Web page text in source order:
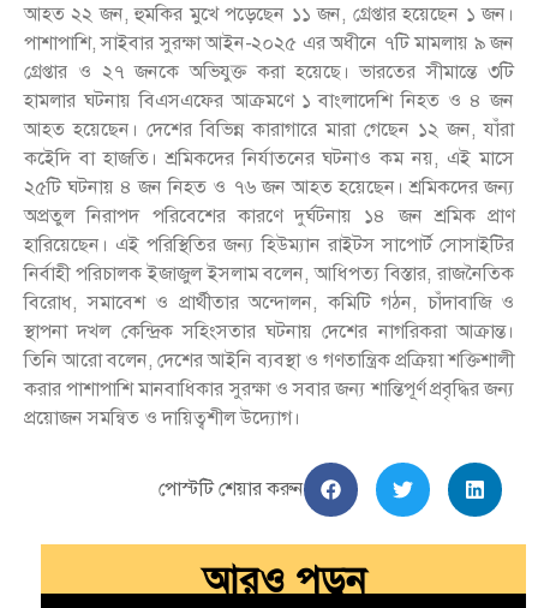
আহত ২২ জন, হুমকির মুখে পড়েছেন ১১ জন, গ্রেপ্তার হয়েছেন ১ জন।
পাশাপাশি, সাইবার সুরক্ষা আইন-২০২৫ এর অধীনে ৭টি মামলায় ৯ জন
গ্রেপ্তার ও ২৭ জনকে অভিযুক্ত করা হয়েছে। ভারতের সীমান্তে ৩টি
হামলার ঘটনায় বিএসএফের আক্রমণে ১ বাংলাদেশি নিহত ও ৪ জন
আহত হয়েছেন। দেশের বিভিন্ন কারাগারে মারা গেছেন ১২ জন, যাঁরা
কইেদি বা হাজতি। শ্রমিকদের নির্যাতনের ঘটনাও কম নয়, এই মাসে
২৫টি ঘটনায় ৪ জন নিহত ও ৭৬ জন আহত হয়েছেন। শ্রমিকদের জন্য
অপ্রতুল নিরাপদ পরিবেশের কারণে দুর্ঘটনায় ১৪ জন শ্রমিক প্রাণ
হারিয়েছেন। এই পরিস্থিতির জন্য হিউম্যান রাইটস সাপোর্ট সোসাইটির
নির্বাহী পরিচালক ইজাজুল ইসলাম বলেন, আধিপত্য বিস্তার, রাজনৈতিক
বিরোধ, সমাবেশ ও প্রার্থীতার অন্দোলন, কমিটি গঠন, চাঁদাবাজি ও
স্থাপনা দখল কেন্দ্রিক সহিংসতার ঘটনায় দেশের নাগরিকরা আক্রান্ত।
তিনি আরো বলেন, দেশের আইনি ব্যবস্থা ও গণতান্ত্রিক প্রক্রিয়া শক্তিশালী
করার পাশাপাশি মানবাধিকার সুরক্ষা ও সবার জন্য শান্তিপূর্ণ প্রবৃদ্ধির জন্য
প্রয়োজন সমন্বিত ও দায়িত্বশীল উদ্যোগ।
পোস্টটি শেয়ার করুন
আরও পড়ুন